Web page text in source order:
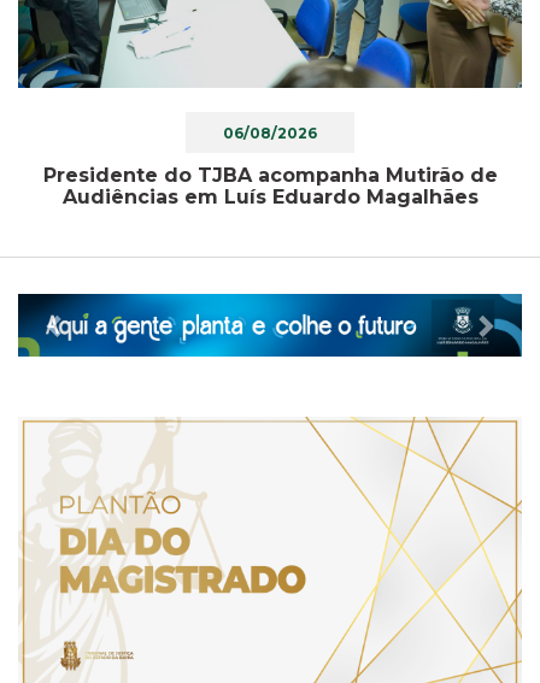
06/08/2026
Presidente do TJBA acompanha Mutirão de
Audiências em Luís Eduardo Magalhães
Previous Next